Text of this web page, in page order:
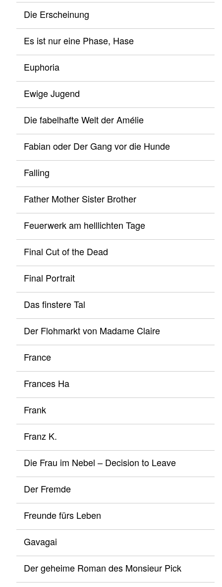
Die Erscheinung
Es ist nur eine Phase, Hase
Euphoria
Ewige Jugend
Die fabelhafte Welt der Amélie
Fabian oder Der Gang vor die Hunde
Falling
Father Mother Sister Brother
Feuerwerk am helllichten Tage
Final Cut of the Dead
Final Portrait
Das finstere Tal
Der Flohmarkt von Madame Claire
France
Frances Ha
Frank
Franz K.
Die Frau im Nebel – Decision to Leave
Der Fremde
Freunde fürs Leben
Gavagai
Der geheime Roman des Monsieur Pick